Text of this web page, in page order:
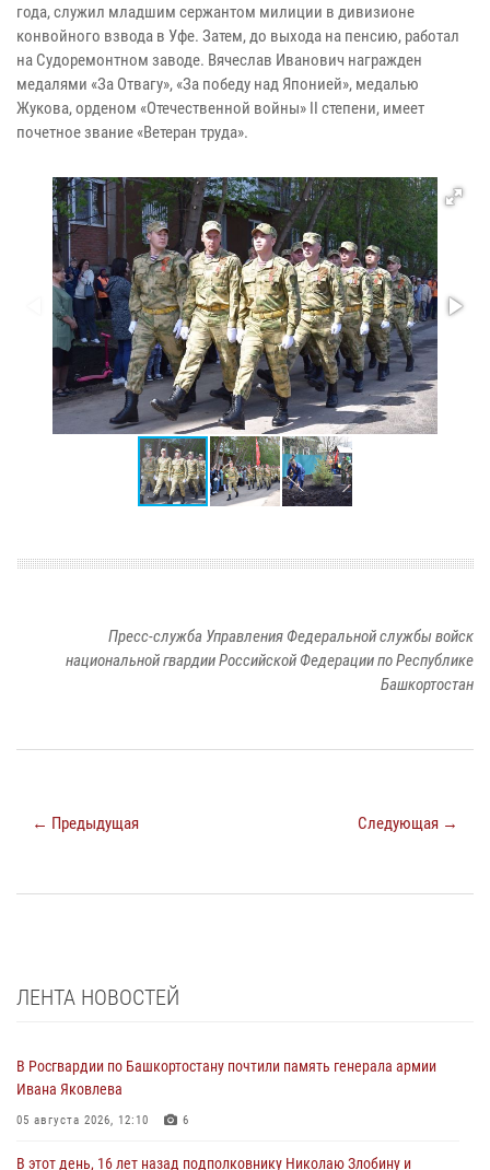
года, служил младшим сержантом милиции в дивизионе
конвойного взвода в Уфе. Затем, до выхода на пенсию, работал
на Судоремонтном заводе. Вячеслав Иванович награжден
медалями «За Отвагу», «За победу над Японией», медалью
Жукова, орденом «Отечественной войны» II степени, имеет
почетное звание «Ветеран труда».
Пресс-служба Управления Федеральной службы войск
национальной гвардии Российской Федерации по Республике
Башкортостан
← Предыдущая Следующая →
ЛЕНТА НОВОСТЕЙ
В Росгвардии по Башкортостану почтили память генерала армии
Ивана Яковлева
05 августа 2026, 12:10 6
В этот день, 16 лет назад подполковнику Николаю Злобину и